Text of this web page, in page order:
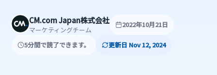
CM.com Japan株式会社
マーケティングチーム
2022年10月21日
5分間で読了できます。 更新日 Nov 12, 2024